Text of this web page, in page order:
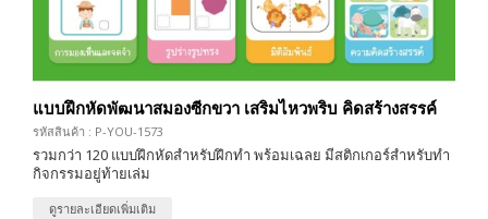
แบบฝึกหัดพัฒนาสมองซีกขวา เสริมไหวพริบ คิดสร้างสรรค์
รหัสสินค้า : P-YOU-1573
รวมกว่า 120 แบบฝึกหัดสำหรับฝึกทำ พร้อมเฉลย มีสติกเกอร์สำหรับทำ
กิจกรรมอยู่ท้ายเล่ม
ดูรายละเอียดเพิ่มเติม